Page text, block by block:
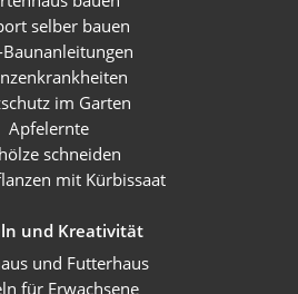
selber bauen
im Garten
Apfelernte
schneiden
mit Kürbissaat
und Kreativität
und Futterhaus
für Erwachsene